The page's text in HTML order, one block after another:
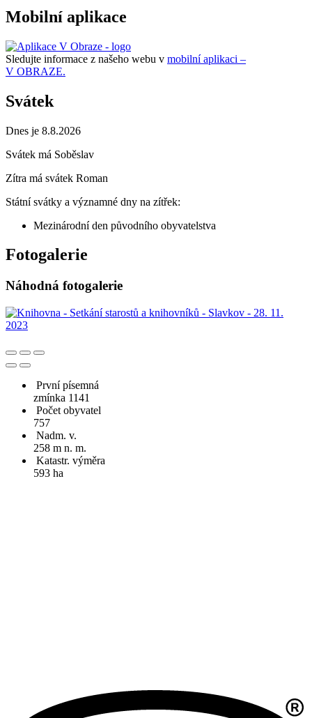
Mobilní aplikace
Sledujte informace z našeho webu v mobilní aplikaci –
V OBRAZE.
Svátek
Dnes je 8.8.2026
Svátek má Soběslav
Zítra má svátek Roman
Státní svátky a významné dny na zítřek:
Mezinárodní den původního obyvatelstva
Fotogalerie
Náhodná fotogalerie
První písemná
zmínka 1141
Počet obyvatel
757
Nadm. v.
258 m n. m.
Katastr. výměra
593 ha